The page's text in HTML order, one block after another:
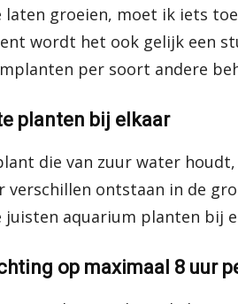
groeien, moet ik iets
wordt het ook gelijk een
per soort andere
planten bij elkaar
die van zuur water
verschillen ontstaan in de
juisten aquarium planten bij
op maximaal 8 uur